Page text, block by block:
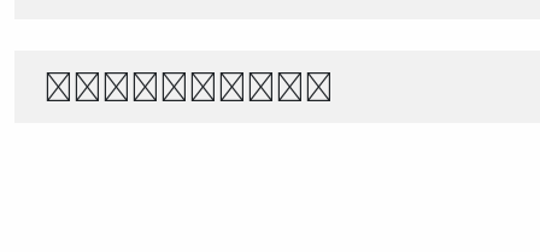
1234567890